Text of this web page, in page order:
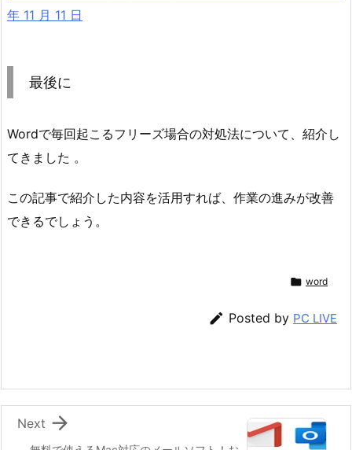
年 11 月 11 日
最後に
Wordで毎回起こるフリーズ場合の対処法について、紹介し
てきました 。
この記事で紹介した内容を活用すれば、作業の進みが改善
できるでしょう。
 word
 Posted by PC LIVE

Next